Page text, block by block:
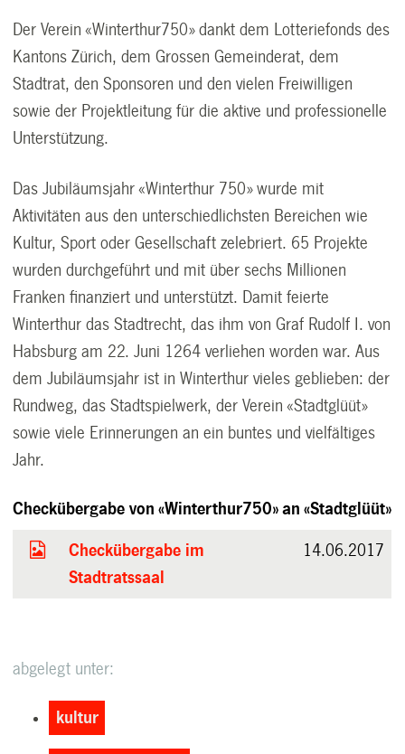
Der Verein «Winterthur750» dankt dem Lotteriefonds des
Kantons Zürich, dem Grossen Gemeinderat, dem
Stadtrat, den Sponsoren und den vielen Freiwilligen
sowie der Projektleitung für die aktive und professionelle
Unterstützung.
Das Jubiläumsjahr «Winterthur 750» wurde mit
Aktivitäten aus den unterschiedlichsten Bereichen wie
Kultur, Sport oder Gesellschaft zelebriert. 65 Projekte
wurden durchgeführt und mit über sechs Millionen
Franken finanziert und unterstützt. Damit feierte
Winterthur das Stadtrecht, das ihm von Graf Rudolf I. von
Habsburg am 22. Juni 1264 verliehen worden war. Aus
dem Jubiläumsjahr ist in Winterthur vieles geblieben: der
Rundweg, das Stadtspielwerk, der Verein «Stadtglüüt»
sowie viele Erinnerungen an ein buntes und vielfältiges
Jahr.
Checkübergabe von «Winterthur750» an «Stadtglüüt»
Checkübergabe im
Stadtratssaal
14.06.2017
abgelegt unter:
kultur